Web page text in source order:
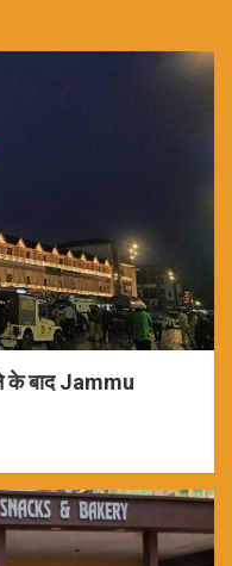
के बाद Jammu